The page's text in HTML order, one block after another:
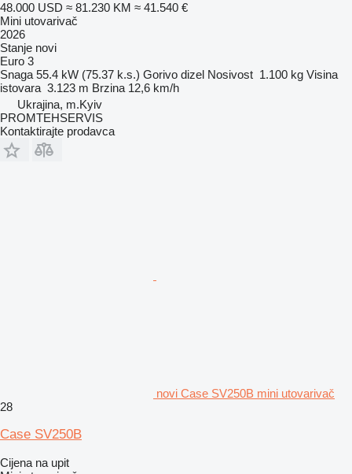
48.000 USD ≈ 81.230 KM ≈ 41.540 €
Mini utovarivač
2026
Stanje novi
Euro 3
Snaga 55.4 kW (75.37 k.s.) Gorivo dizel Nosivost 1.100 kg Visina
istovara 3.123 m Brzina 12,6 km/h
Ukrajina, m.Kyiv
PROMTEHSERVIS
Kontaktirajte prodavca
novi Case SV250B mini utovarivač
28
Case SV250B
Cijena na upit